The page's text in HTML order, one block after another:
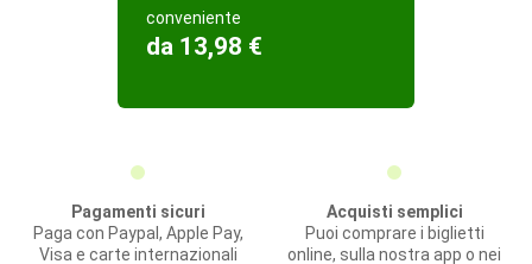
conveniente
da 13,98 €
Pagamenti sicuri
Paga con Paypal, Apple Pay,
Visa e carte internazionali
Acquisti semplici
Puoi comprare i biglietti
online, sulla nostra app o nei